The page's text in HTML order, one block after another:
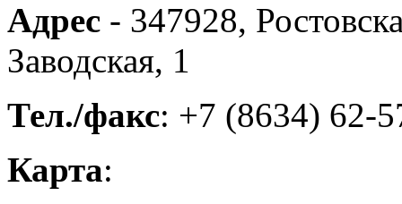
Адрес - 347928,
Заводская, 1
Тел./факс: +7 (8634) 62-
Карта: